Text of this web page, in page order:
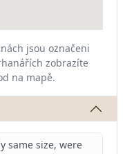
jsou označeni
zobrazíte
na mapě.
same size, were